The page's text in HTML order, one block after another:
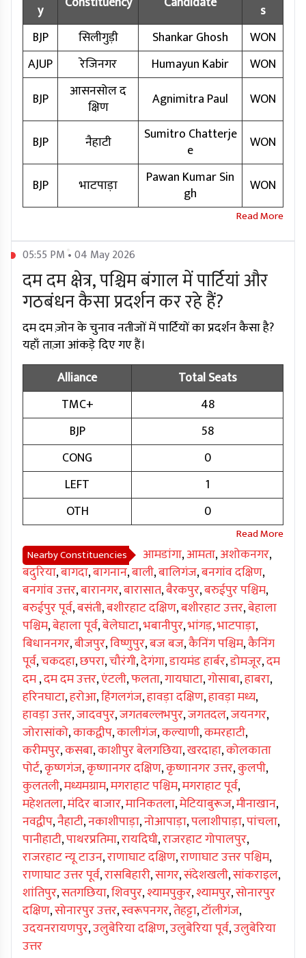
y
s
BJP
सिलीगुड़ी Shankar Ghosh
WON
AJUP
रेजिनगर Humayun Kabir
WON
BJP
आसनसोल द
क्षिण
Agnimitra Paul WON
BJP नैहाटी
Sumitro Chatterje
e
WON
BJP भाटपाड़ा
Pawan Kumar Sin
gh
WON
05:55 PM • 04 May 2026
दम दम क्षेत्र, पश्चिम बंगाल में पार्टियां और
गठबंधन कैसा प्रदर्शन कर रहे हैं?
दम दम ज़ोन के चुनाव नतीजों में पार्टियों का प्रदर्शन कैसा है?
यहाँ ताज़ा आंकड़े दिए गए हैं।
Alliance
Total Seats
TMC+
48
BJP
58
CONG
0
LEFT
1
OTH
0
Nearby Constituencies आमडांगा,आमता,अशोकनगर,
बदुरिया,बागदा,बागनान,बाली,बालिगंज,बनगांव दक्षिण,
बनगांव उत्तर,बारानगर,बारासात,बैरकपुर,बरुईपुर पश्चिम,
बरुईपुर पूर्व,बसंती,बशीरहाट दक्षिण,बशीरहाट उत्तर,बेहाला
पश्चिम,बेहाला पूर्व,बेलेघाटा,भबानीपुर,भांगड़,भाटपाड़ा,
बिधाननगर,बीजपुर,विष्णुपुर,बज बज,कैनिंग पश्चिम,कैनिंग
पूर्व,चकदहा,छपरा,चौरंगी,देगंगा,डायमंड हार्बर,डोमजूर,दम
दम,दम दम उत्तर,एंटली,फलता,गायघाटा,गोसाबा,हाबरा,
हरिनघाटा,हरोआ,हिंगलगंज,हावड़ा दक्षिण,हावड़ा मध्य,
हावड़ा उत्तर,जादवपुर,जगतबल्लभपुर,जगतदल,जयनगर,
जोरासांको,काकद्वीप,कालीगंज,कल्याणी,कमरहाटी,
करीमपुर,कसबा,काशीपुर बेलगछिया,खरदाहा,कोलकाता
पोर्ट,कृष्णगंज,कृष्णानगर दक्षिण,कृष्णानगर उत्तर,कुलपी,
कुलतली,मध्यमग्राम,मगराहाट पश्चिम,मगराहाट पूर्व,
महेशतला,मंदिर बाजार,मानिकतला,मेटियाबुरूज,मीनाखान,
नवद्वीप,नैहाटी,नकाशीपाड़ा,नोआपाड़ा,पलाशीपाड़ा,पांचला,
पानीहाटी,पाथरप्रतिमा,रायदिघी,राजरहाट गोपालपुर,
राजरहाट न्यू टाउन,राणाघाट दक्षिण,राणाघाट उत्तर पश्चिम,
राणाघाट उत्तर पूर्व,रासबिहारी,सागर,संदेशखली,सांकराइल,
शांतिपुर,सतगछिया,शिवपुर,श्यामपुकुर,श्यामपुर,सोनारपुर
दक्षिण,सोनारपुर उत्तर,स्वरूपनगर,तेहट्टा,टॉलीगंज,
उदयनरायणपुर,उलुबेरिया दक्षिण,उलुबेरिया पूर्व,उलुबेरिया
उत्तर